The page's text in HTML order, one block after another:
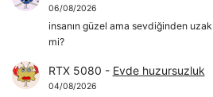
06/08/2026
insanın güzel ama sevdiğinden
mi?
RTX 5080 - Evde huzursuzluk
04/08/2026